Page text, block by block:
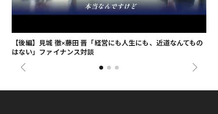
【後編】見城 徹×藤田 晋「経営にも人生にも、近道なんてもの
はない」ファイナンス対談